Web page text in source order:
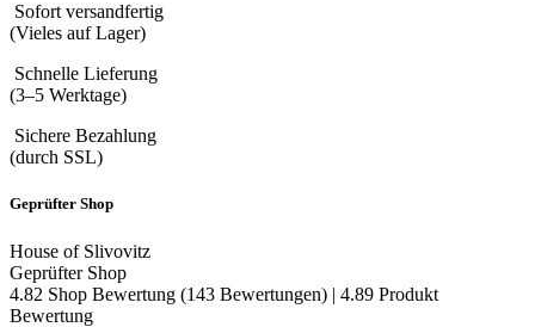
Sofort versandfertig
(Vieles auf Lager)
Schnelle Lieferung
(3–5 Werktage)
Sichere Bezahlung
(durch SSL)
Geprüfter Shop
House of Slivovitz
Geprüfter Shop
4.82 Shop Bewertung (143 Bewertungen) | 4.89 Produkt
Bewertung